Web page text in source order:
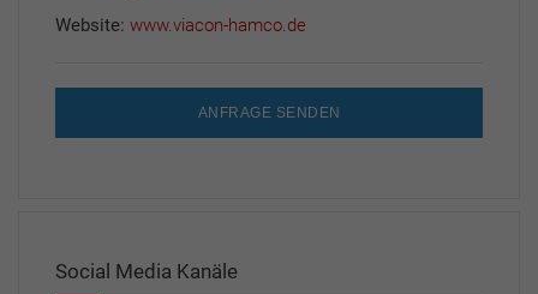
Website: www.viacon-hamco.de
ANFRAGE SENDEN
Social Media Kanäle